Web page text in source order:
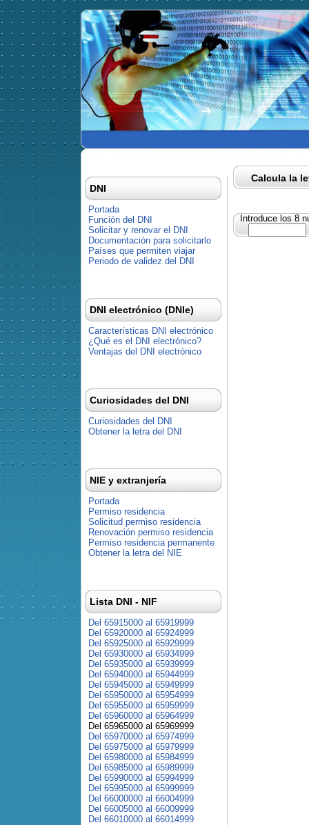
Calcula la
Introduce los 8
DNI
Portada
Función del DNI
Solicitar y renovar el DNI
Documentación para solicitarlo
Países que permiten viajar
Periodo de validez del DNI
DNI electrónico (DNIe)
Características DNI electrónico
¿Qué es el DNI electrónico?
Ventajas del DNI electrónico
Curiosidades del DNI
Curiosidades del DNI
Obtener la letra del DNI
NIE y extranjería
Portada
Permiso residencia
Solicitud permiso residencia
Renovación permiso residencia
Permiso residencia permanente
Obtener la letra del NIE
Lista DNI - NIF
Del 65915000 al 65919999
Del 65920000 al 65924999
Del 65925000 al 65929999
Del 65930000 al 65934999
Del 65935000 al 65939999
Del 65940000 al 65944999
Del 65945000 al 65949999
Del 65950000 al 65954999
Del 65955000 al 65959999
Del 65960000 al 65964999
Del 65965000 al 65969999
Del 65970000 al 65974999
Del 65975000 al 65979999
Del 65980000 al 65984999
Del 65985000 al 65989999
Del 65990000 al 65994999
Del 65995000 al 65999999
Del 66000000 al 66004999
Del 66005000 al 66009999
Del 66010000 al 66014999